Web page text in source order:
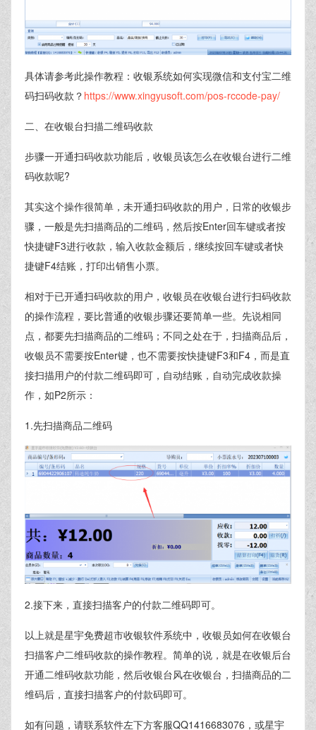
具体请参考此操作教程：收银系统如何实现微信和支付宝二维
码扫码收款？ https://www.xingyusoft.com/pos-rccode-pay/
二、在收银台扫描二维码收款
步骤一开通扫码收款功能后，收银员该怎么在收银台进行二维
码收款呢?
其实这个操作很简单，未开通扫码收款的用户，日常的收银步
骤，一般是先扫描商品的二维码，然后按Enter回车键或者按
快捷键F3进行收款，输入收款金额后，继续按回车键或者快
捷键F4结账，打印出销售小票。
相对于已开通扫码收款的用户，收银员在收银台进行扫码收款
的操作流程，要比普通的收银步骤还要简单一些。先说相同
点，都要先扫描商品的二维码；不同之处在于，扫描商品后，
收银员不需要按Enter键，也不需要按快捷键F3和F4，而是直
接扫描用户的付款二维码即可，自动结账，自动完成收款操
作，如P2所示：
1.先扫描商品二维码
2.接下来，直接扫描客户的付款二维码即可。
以上就是星宇免费超市收银软件系统中，收银员如何在收银台
扫描客户二维码收款的操作教程。简单的说，就是在收银后台
开通二维码收款功能，然后收银台风在收银台，扫描商品的二
维码后，直接扫描客户的付款码即可。
如有问题，请联系软件左下方客服QQ1416683076，或星宇